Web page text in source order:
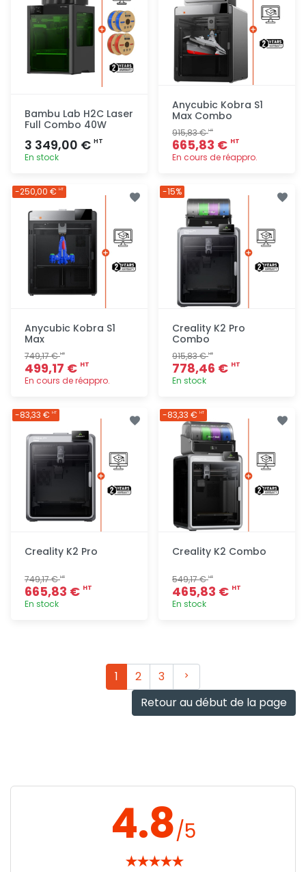
Bambu Lab H2C Laser
Full Combo 40W
3 349,00 € HT
En stock
Anycubic Kobra S1
Max Combo
915,83 €HT
665,83 € HT
En cours de réappro.
rapide
Anycubic Kobra S1
Max
749,17 €HT
499,17 € HT
En cours de réappro.
-250,00 € HT
Creality K2 Pro
Combo
915,83 €HT
778,46 € HT
En stock
rapide
-15%
Creality K2 Pro
749,17 €HT
665,83 € HT
En stock
-83,33 € HT
Creality K2 Combo
549,17 €HT
465,83 € HT
En stock
-83,33 € HT
1 2 3
Suivant
Retour au début de la page
4.8/5
★★★★★